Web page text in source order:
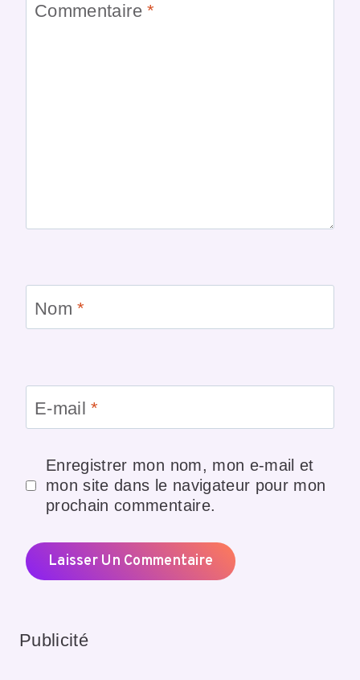
Commentaire*
Nom*
E-mail*
Enregistrer mon nom, mon e-mail et
mon site dans le navigateur pour mon
prochain commentaire.
Publicité